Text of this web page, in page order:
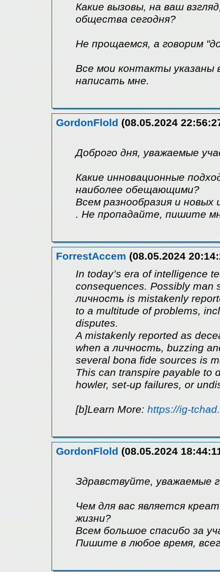
Какие вызовы, на ваш
общества сегодня?
Не прощаемся, а говорим
Все мои контакты
написать мне.
GordonFlold (08.05.2024
Доброго дня, уважаемые
Какие инновационные
наиболее обещающими?
Всем разнообразия и новых
. Не пропадайте, пишите
ForrestAccem (08.05.2024
In today’s era of intelligence
consequences. Possibly man
личность is mistakenly
to a multitude of problems,
disputes.
A mistakenly reported as
when a личность, buzzing
several bona fide sources is
This can transpire payable to
howler, set-up failures, or
[b]Learn More: https://ig-
GordonFlold (08.05.2024
Здравствуйте, уважаемые
Чем для вас является
жизни?
Всем большое спасибо за
Пишите в любое время,